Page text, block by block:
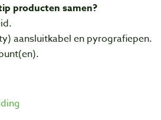
producten samen?
aansluitkabel en pyrografiepen.